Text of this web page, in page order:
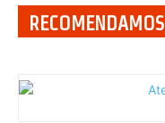
RECOMENDAMOS